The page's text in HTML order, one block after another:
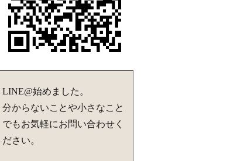
LINE@始めました。
分からないことや小さなこと
でもお気軽にお問い合わせく
ださい。